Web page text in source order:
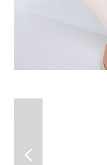
Previous